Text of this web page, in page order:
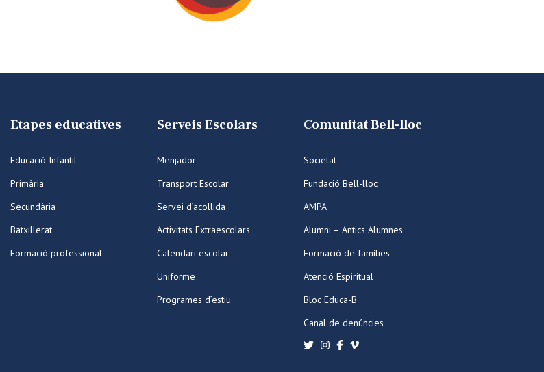
Etapes educatives
Educació Infantil
Primària
Secundària
Batxillerat
Formació professional
Serveis Escolars
Menjador
Transport Escolar
Servei d’acollida
Activitats Extraescolars
Calendari escolar
Uniforme
Programes d’estiu
Comunitat Bell-lloc
Societat
Fundació Bell-lloc
AMPA
Alumni – Antics Alumnes
Formació de famílies
Atenció Espiritual
Bloc Educa-B
Canal de denúncies